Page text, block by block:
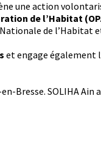
une action
de l’Habitat
de l’Habitat
et engage également l
Bresse. SOLIHA Ain